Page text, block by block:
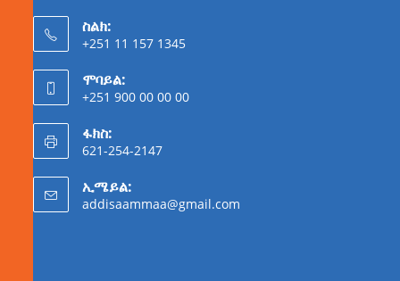
ስልክ:
+251 11 157 1345
ሞባይል:
+251 900 00 00 00
ፋክስ:
621-254-2147
ኢሜይል:
addisaammaa@gmail.com